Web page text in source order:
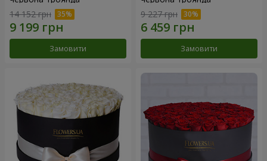
14 152 грн
Замовити
9 227 грн
Замовити